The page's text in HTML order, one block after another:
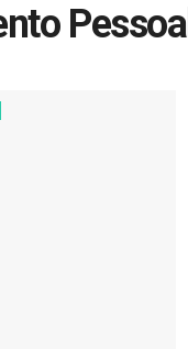
Pessoal